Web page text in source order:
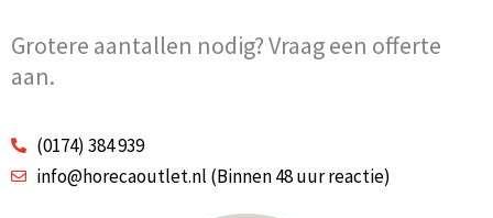
Grotere aantallen nodig? Vraag een offerte
aan.
(0174) 384 939
info@horecaoutlet.nl (Binnen 48 uur reactie)